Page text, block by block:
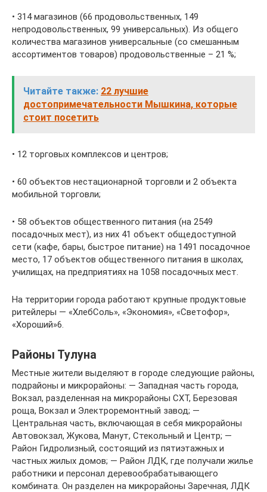
• 314 магазинов (66 продовольственных, 149
непродовольственных, 99 универсальных). Из общего
количества магазинов универсальные (со смешанным
ассортиментов товаров) продовольственные – 21 %;
Читайте также: 22 лучшие
достопримечательности Мышкина, которые
стоит посетить
• 12 торговых комплексов и центров;
• 60 объектов нестационарной торговли и 2 объекта
мобильной торговли;
• 58 объектов общественного питания (на 2549
посадочных мест), из них 41 объект общедоступной
сети (кафе, бары, быстрое питание) на 1491 посадочное
место, 17 объектов общественного питания в школах,
училищах, на предприятиях на 1058 посадочных мест.
На территории города работают крупные продуктовые
ритейлеры — «ХлебСоль», «Экономия», «Светофор»,
«Хороший»6.
Районы Тулуна
Местные жители выделяют в городе следующие районы,
подрайоны и микрорайоны: — Западная часть города,
Вокзал, разделенная на микрорайоны СХТ, Березовая
роща, Вокзал и Электроремонтный завод; —
Центральная часть, включающая в себя микрорайоны
Автовокзал, Жукова, Манут, Стекольный и Центр; —
Район Гидролизный, состоящий из пятиэтажных и
частных жилых домов; — Район ЛДК, где получали жилье
работники и персонал деревообрабатывающего
комбината. Он разделен на микрорайоны Заречная, ЛДК